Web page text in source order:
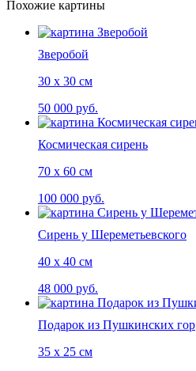
Похожие картины
Зверобой
30 х 30 см
50 000 руб.
Космическая сирень
70 х 60 см
100 000 руб.
Сирень у Шереметьевского
40 х 40 см
48 000 руб.
Подарок из Пушкинских гор
35 х 25 см